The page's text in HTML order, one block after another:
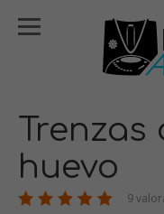
Trenzas
huevo
9